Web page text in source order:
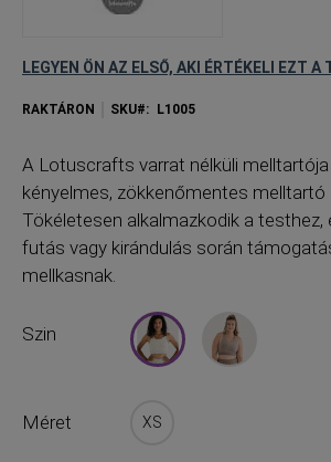
LEGYEN ÖN AZ ELSŐ, AKI ÉRTÉKELI EZT A
RAKTÁRON SKU L1005
A Lotuscrafts varrat nélküli
kényelmes, zökkenőmentes melltartó
Tökéletesen alkalmazkodik a testhez,
futás vagy kirándulás során
mellkasnak.
Szin
Méret XS